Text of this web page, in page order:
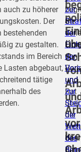
zu höherer
Der
bestehenden
zu gestalten.
im Bereich
Lasten abgebaut,
tätige
des
zur
der
der
und
zur
der
des
vor
die
von
und
Rat
über
die
der